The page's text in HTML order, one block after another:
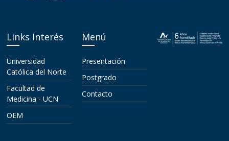
Links Interés
Universidad
Católica del Norte
Facultad de
Medicina - UCN
OEM
Menú
Presentación
Postgrado
Contacto